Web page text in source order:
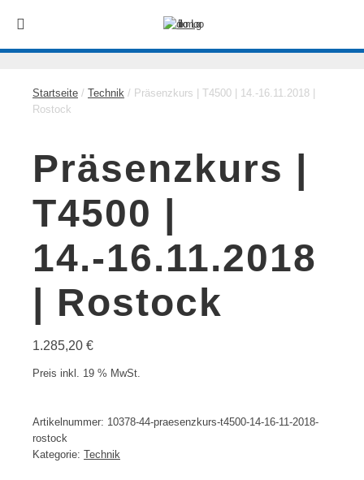
Startseite / Technik / Präsenzkurs | T4500 | 14.-16.11.2018 |
Rostock
Präsenzkurs |
T4500 |
14.-16.11.2018
| Rostock
1.285,20 €
Preis inkl. 19 % MwSt.
Artikelnummer: 10378-44-praesenzkurs-t4500-14-16-11-2018-
rostock
Kategorie: Technik